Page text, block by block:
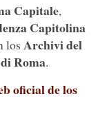
Capitale,
Capitolina
los Archivi del
Roma.
oficial de los